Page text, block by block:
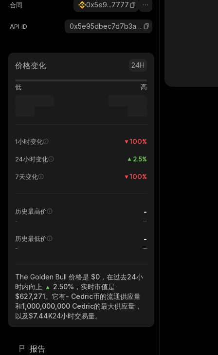
合同 0x5e9...7777
API ID 0x5e95dbec7d7b3a09a84b0a5938a4c843fdc07777_binance_smart
价格变化 24H
低 高
1小时变化 100%
24小时变化 2.5%
7天变化 100%
历史最高价 -
-
历史最低价 -
-
The Golden Bull 价格是 $0，在过去24小
时内向上
2.50% ，实时市值是
$627,271。它有- Cedric币的流通供应量
和1,000,000,000 Cedric的最大供应量，
以及$7.44K24小时交易量。
报告